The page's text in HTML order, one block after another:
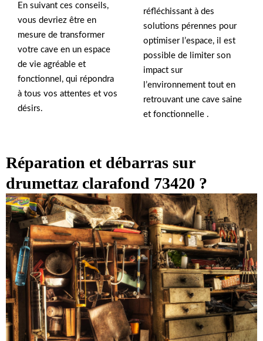
En suivant ces conseils,
vous devriez être en
mesure de transformer
votre cave en un espace
de vie agréable et
fonctionnel, qui répondra
à tous vos attentes et vos
désirs.
réfléchissant à des
solutions pérennes pour
optimiser l’espace, il est
possible de limiter son
impact sur
l’environnement tout en
retrouvant une cave saine
et fonctionnelle .
Réparation et débarras sur
drumettaz clarafond 73420 ?